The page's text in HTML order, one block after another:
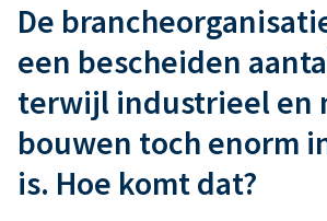
De
een bescheiden
terwijl industrieel en
bouwen toch enorm
is. Hoe komt dat?